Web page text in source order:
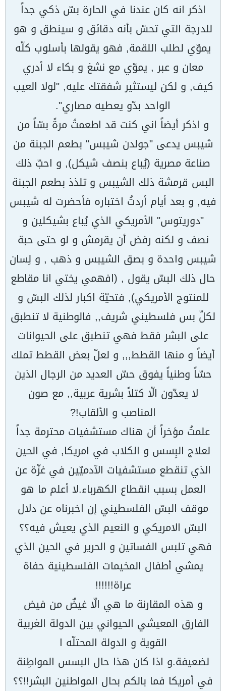
اذكر انه كان عندنا في الحارة بسّ ذكي جداً
للدرجة التي تحسّ بأنه دقائق و سينطق و هو
يموّي لطلب اللقمة, فهو يقولها بأسلوب كلّه
معان و عبر , يموّي مع نشغ و بكاء لا أدري
كيف, و لكن ليستثير شفقتك عليه, "لولا العيب
الواحد بدّو يعطيه مصاري".
و اذكر أيضاً اني كنت قد اطعمتُ مرةً بسّاً من
شيبس يدعى "جولدن شيبس" بطعم الجبنة من
صناعة مصرية (يُباع بنصف شيكل), و احبّ ذلك
البس قرمشة ذلك الشيبس و تلذذ بطعم الجبنة
فيه, و بعد أيام أردتُ اختباره فأحضرت له شيبس
"دوريتوس" الأمريكي الذي يُباع بشيكلين و
نصف و لكنه رفض أن يقرمش و لو حتى حبة
شيبس واحدة و بصق الشيبس و ذهب , و لِسان
حال ذلك البسّ يقول , (افهمي يختي انا مقاطع
للمنتوج الأمريكي), فتحيّة اكبار لذلك البسّ و
لكلّ بس فلسطيني شريف,, فالوطنية لا تنطبق
على البشر فقط فهي تنطبق على الحيوانات
أيضاً و منها القطط,,, و لعلّ بعض القطط تملك
حسّاً وطنياً يفوق حسّ العديد من الرجال الذين
لا يعدّون الّا كتلاً بشرية عربية,, مع صون
المناصب و الألقاب!?
علمتُ مؤخراً أن هناك مستشفيات محترمة جداً
لعلاج البِسس و الكلاب في امريكا, في الحين
الذي تنقطع مستشفيات الآدميّين في غزّة عن
العمل بسبب انقطاع الكهرباء.لا أعلم ما هو
موقف البسّ الفلسطيني إن اخبرناه عن دلال
البسّ الامريكي و النعيم الذي يعيش فيه؟؟
فهي تلبس الفساتين و الحرير في الحين الذي
يمشي أطفال المخيمات الفلسطينية حفاة
عراة!!!!!!
و هذه المقارنة ما هي الّا غيضٌ من فيض
الفارق المعيشي الحيواني بين الدولة الغربية
القوية و الدولة المحتلّه ا
لضعيفة.و اذا كان هذا حال البسس المواطِنة
في أمريكا فما بالكم بحال المواطنين البشر!!؟؟